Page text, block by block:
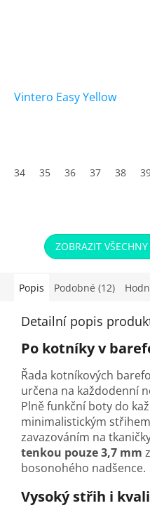
Vintero Easy Yellow
34 35 36 37 38 39
ZOBRAZIT
Popis Podobné (12)
Detailní popis
Po kotníky v
Řada kotníkových
určena na každodenní
Plně funkční boty do
minimalistickým
zavazováním na
tenkou pouze 3,7 mm
bosonohého nadšence.
Vysoký střih i